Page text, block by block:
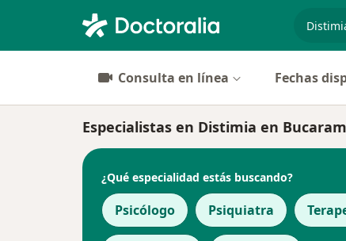
Consulta en línea Fechas
Especialistas en Distimia en
¿Qué especialidad estás buscando?
Psicólogo Psiquiatra